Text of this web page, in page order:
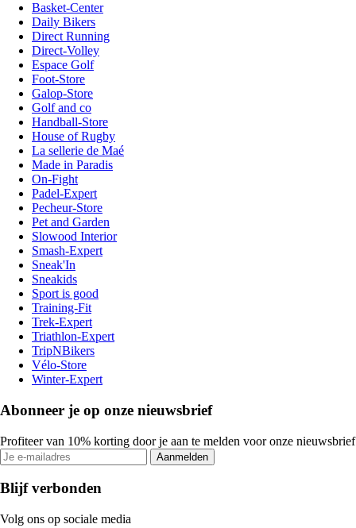
Basket-Center
Daily Bikers
Direct Running
Direct-Volley
Espace Golf
Foot-Store
Galop-Store
Golf and co
Handball-Store
House of Rugby
La sellerie de Maé
Made in Paradis
On-Fight
Padel-Expert
Pecheur-Store
Pet and Garden
Slowood Interior
Smash-Expert
Sneak'In
Sneakids
Sport is good
Training-Fit
Trek-Expert
Triathlon-Expert
TripNBikers
Vélo-Store
Winter-Expert
Abonneer je op onze nieuwsbrief
Profiteer van 10% korting door je aan te melden voor onze nieuwsbrief
Aanmelden
Blijf verbonden
Volg ons op sociale media